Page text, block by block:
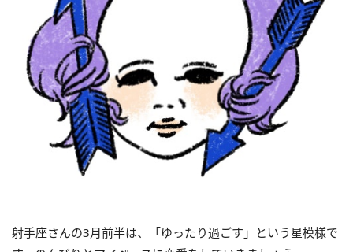
射手座さんの3月前半は、「ゆったり過ごす」という星模様で